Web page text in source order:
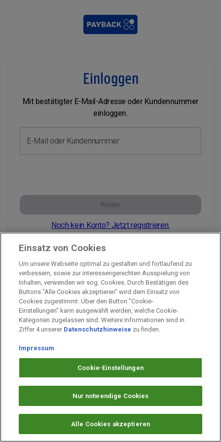
Einloggen
Mit bestätigter E-Mail-Adresse oder Kundennummer
einloggen.
E-Mail oder Kundennummer
Weiter
Noch kein Konto? Jetzt registrieren.
Impressum
Unternehmen
Arbeiten bei PAYBACK
Fragen & Hilfe
Datenschutz
Cookie-Einstellungen
Einsatz von Cookies
Um unsere Webseite optimal zu gestalten und fortlaufend zu
verbessern, sowie zur interessengerechten Ausspielung von
Inhalten, verwenden wir sog. Cookies. Durch Bestätigen des
Buttons "Alle Cookies akzeptieren" wird dem Einsatz von
Cookies zugestimmt. Über den Button "Cookie-
Einstellungen" kann ausgewählt werden, welche Cookie-
Kategorien zugelassen sind. Weitere Informationen sind in
Ziffer 4 unserer Datenschutzhinweise zu finden.
Impressum
Cookie-Einstellungen
Nur notwendige Cookies
Alle Cookies akzeptieren